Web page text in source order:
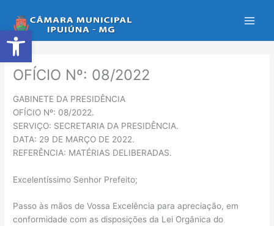
Abrir a barra de ferramentas
para
o
conteúdo
OFÍCIO Nº: 08/2022
GABINETE DA PRESIDÊNCIA
OFÍCIO Nº: 08/2022.
SERVIÇO: SECRETARIA DA PRESIDÊNCIA.
DATA: 29 DE MARÇO DE 2022.
REFERÊNCIA: MATÉRIAS DELIBERADAS.
Excelentíssimo Senhor Prefeito;
Passo às mãos de Vossa Excelência para apreciação, em
conformidade com as disposições da Lei Orgânica do